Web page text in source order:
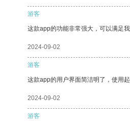
游客
这款app的功能非常强大，可以满足
2024-09-02
游客
这款app的用户界面简洁明了，使用
2024-09-02
游客